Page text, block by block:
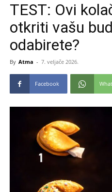
TEST: Ovi
otkriti vašu
odabirete?
By Atma - 7. veljače 2026.
Facebook